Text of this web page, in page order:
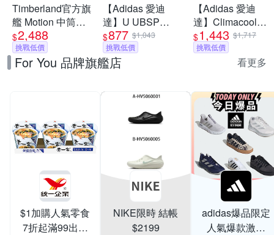
Timberland官方旗
艦 Motion 中筒健
行鞋 男鞋(多款任
選)
$2,488
挑戰低價
【Adidas 愛迪
達】U UBSP
CSBD BAG 斜背
包 男女 A-KR2588
B-JP0144
$877 $1,043
挑戰低價
【Adidas 愛迪
達】Climacool科
技 PURECHILL 套
穿式設計 運動拖鞋
休閒鞋 運動鞋 男
六款
$1,443 $1,717
挑戰低價
For You 品牌旗艦店 看更多
$1加購人氣零食
7折起滿99出貨
NIKE限時 結帳
$2199
adidas爆品限定
人氣爆款激降